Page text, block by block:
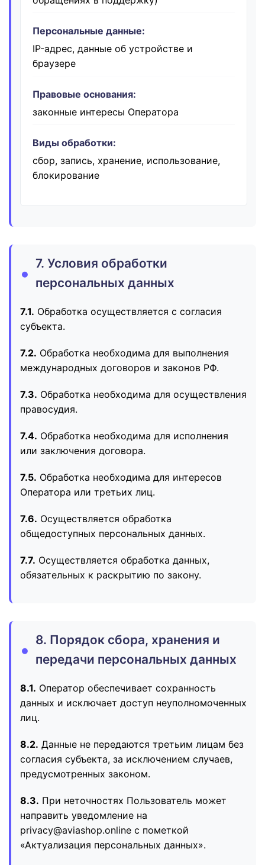
Персональные данные:
IP-адрес, данные об устройстве и
браузере
Правовые основания:
законные интересы Оператора
Виды обработки:
сбор, запись, хранение, использование,
блокирование
7. Условия обработки
персональных данных
7.1. Обработка осуществляется с согласия
субъекта.
7.2. Обработка необходима для выполнения
международных договоров и законов РФ.
7.3. Обработка необходима для осуществления
правосудия.
7.4. Обработка необходима для исполнения
или заключения договора.
7.5. Обработка необходима для интересов
Оператора или третьих лиц.
7.6. Осуществляется обработка
общедоступных персональных данных.
7.7. Осуществляется обработка данных,
обязательных к раскрытию по закону.
8. Порядок сбора, хранения и
передачи персональных данных
8.1. Оператор обеспечивает сохранность
данных и исключает доступ неуполномоченных
лиц.
8.2. Данные не передаются третьим лицам без
согласия субъекта, за исключением случаев,
предусмотренных законом.
8.3. При неточностях Пользователь может
направить уведомление на
privacy@aviashop.online с пометкой
«Актуализация персональных данных».